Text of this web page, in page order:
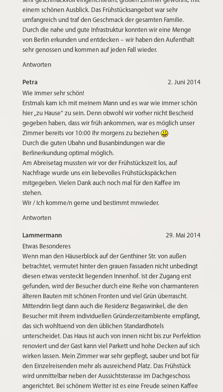
einem schönen Ausblick. Das Frühstücksangebot war sehr
umfangreich und traf den Geschmack der gesamten Familie.
Durch die nahe und gute Infrastruktur konnten wir eine Menge
von Berlin erkunden und entdecken – wir haben den Aufenthalt
sehr genossen und kommen auf jeden Fall wieder.
Antworten
Petra
2. Juni 2014
Wie immer sehr schön!
Erstmals kam ich mit meinem Mann und es war wie immer schön
hier „zu Hause“ zu sein. Denn obwohl wir vorher nicht Bescheid
gegeben haben, dass wir früh ankommen, war es möglich unser
Zimmer bereits vor 10:00 Ihr morgens zu beziehen
Durch die guten Ubahn und Busanbindungen war die
Berlinerkundung optimal möglich.
Am Abreisetag mussten wir vor der Frühstückszeit los, auf
Nachfrage wurde uns ein liebevolles Frühstückspäckchen
mitgegeben. Vielen Dank auch noch mal für den Kaffee im
stehen.
Wir / Ich komme/n gerne und bestimmt mnwieder.
Antworten
Lammermann
29. Mai 2014
Etwas Besonderes
Wenn man den Häuserblock auf der Genthiner Str. von außen
betrachtet, vermutet hinter den grauen Fassaden nicht unbedingt
diesen etwas versteckt liegenden Innenhof. Ist der Zugang erst
gefunden, wird der Besucher durch eine Reihe von charmanteren
älteren Bauten mit schönen Fronten und viel Grün überrascht.
Mittendrin liegt dann auch die Residenz Begaswinkel, die den
Besucher mit ihrem individuellen Gründerzeitambiente empfängt,
das sich wohltuend von den üblichen Standardhotels
unterscheidet. Das Haus ist auch von innen nicht bis zur Perfektion
renoviert und der Gast kann viel Parkett und hohe Decken auf sich
wirken lassen. Mein Zimmer war sehr gepflegt, sauber und bot für
den Einzelreisenden mehr als ausreichend Platz. Das Frühstück
wird unmittelbar neben der Aussichtsterasse im Dachgeschoss
angerichtet. Bei schönem Wetter ist es eine Freude seinen Kaffee